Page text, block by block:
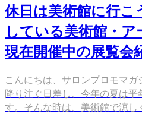
休日は美術館に行こ
している美術館・
現在開催中の展覧会
こんにちは、サロンプロモマ
降り注ぐ日差し、今年の夏は
す。そんな時は、美術館で涼し